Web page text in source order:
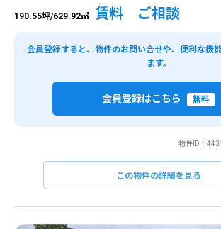
190.55坪/629.92㎡ 賃料 ご相談
会員登録すると、物件のお問い合せや、便利な機
ます。
会員登録はこちら 無料
物件ID：
この物件の詳細を見る